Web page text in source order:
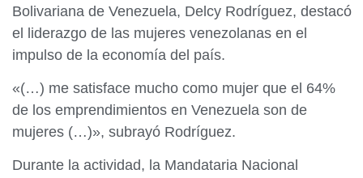
Bolivariana de Venezuela, Delcy Rodríguez, destacó
el liderazgo de las mujeres venezolanas en el
impulso de la economía del país.
«(…) me satisface mucho como mujer que el 64%
de los emprendimientos en Venezuela son de
mujeres (…)», subrayó Rodríguez.
Durante la actividad, la Mandataria Nacional